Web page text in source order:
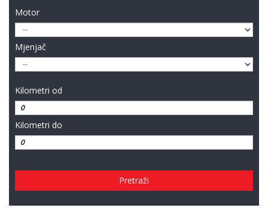
Motor
Mjenjač
Kilometri od
Kilometri do
Pretraži